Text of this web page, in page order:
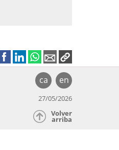
ca en
27/05/2026
Volver
arriba